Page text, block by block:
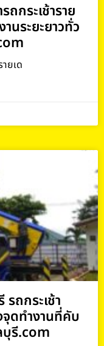
ถกระเช้าราย
นระยะยาวทั่ว
ยเด
รถกระเช้า
ดทำงานที่คับ
บุรี.com